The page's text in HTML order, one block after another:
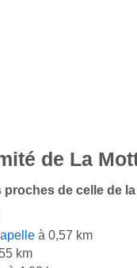
de La
proches de celle de
à 0,57 km
km